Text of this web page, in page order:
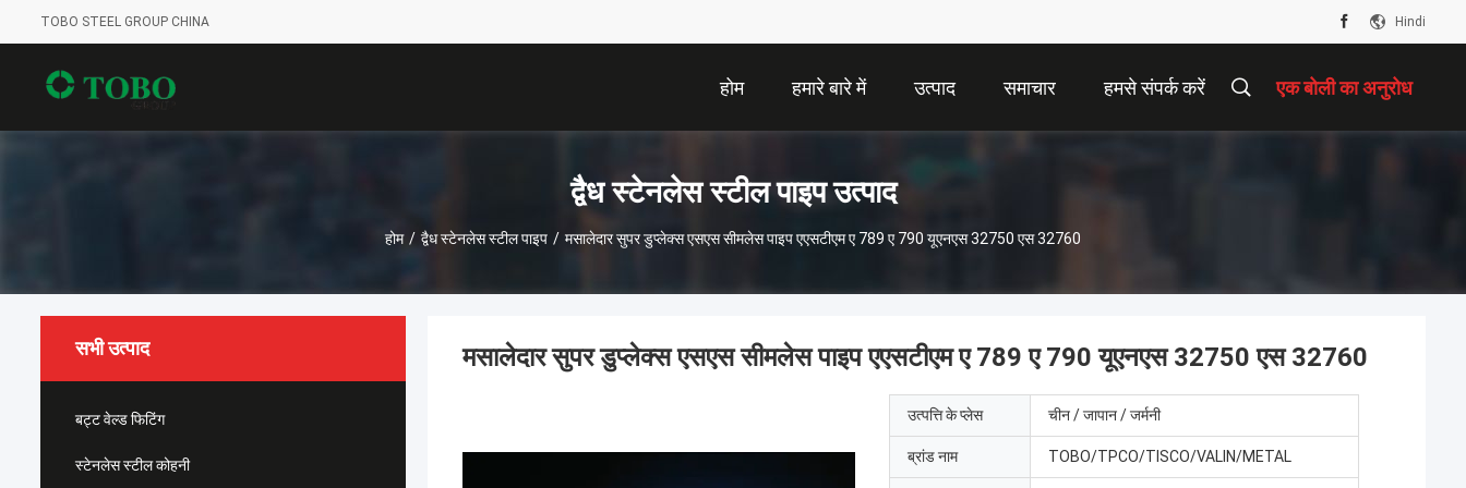
TOBO STEEL GROUP CHINA Hindi
होम हमारे बारे में उत्पाद समाचार हमसे संपर्क करें एक बोली का अनुरोध
द्वैध स्टेनलेस स्टील पाइप उत्पाद
होम / द्वैध स्टेनलेस स्टील पाइप / मसालेदार सुपर डुप्लेक्स एसएस सीमलेस पाइप एएसटीएम ए 789 ए 790 यूएनएस 32750 एस 32760
सभी उत्पाद
बट्ट वेल्ड फिटिंग
स्टेनलेस स्टील कोहनी
मसालेदार सुपर डुप्लेक्स एसएस सीमलेस पाइप एएसटीएम ए 789 ए 790 यूएनएस 32750 एस 32760
उत्पत्ति के प्लेस चीन / जापान / जर्मनी
ब्रांड नाम TOBO/TPCO/TISCO/VALIN/METAL